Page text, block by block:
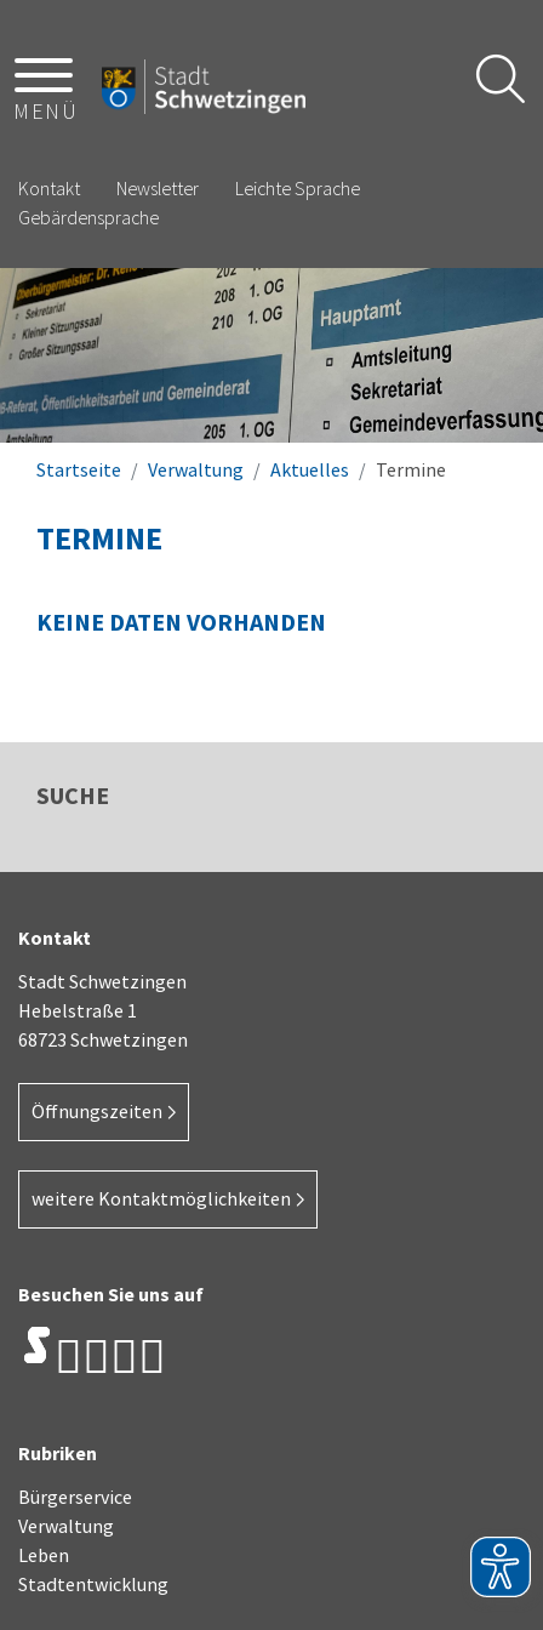
MENÜ
Kontakt Newsletter
Leichte Sprache
Gebärdensprache
Startseite Verwaltung Aktuelles Termine
TERMINE
KEINE DATEN VORHANDEN
SUCHE
Kontakt
Stadt Schwetzingen
Hebelstraße 1
68723 Schwetzingen
Öffnungszeiten
weitere Kontaktmöglichkeiten
Besuchen Sie uns auf
Rubriken
Bürgerservice
Verwaltung
Leben
Stadtentwicklung